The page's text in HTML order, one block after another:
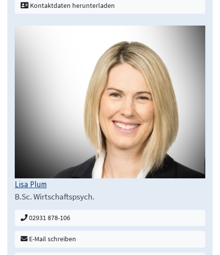
Kontaktdaten herunterladen
Lisa Plum
B.Sc. Wirtschaftspsych.
02931 878-106
E-Mail schreiben